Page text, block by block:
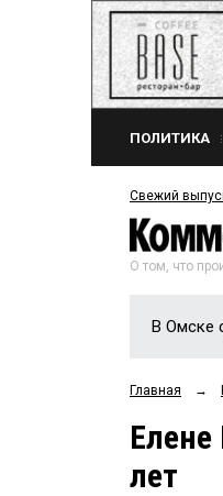
ПОЛИТИКА
Свежий
О том, что
В Омске
Главная →
лет